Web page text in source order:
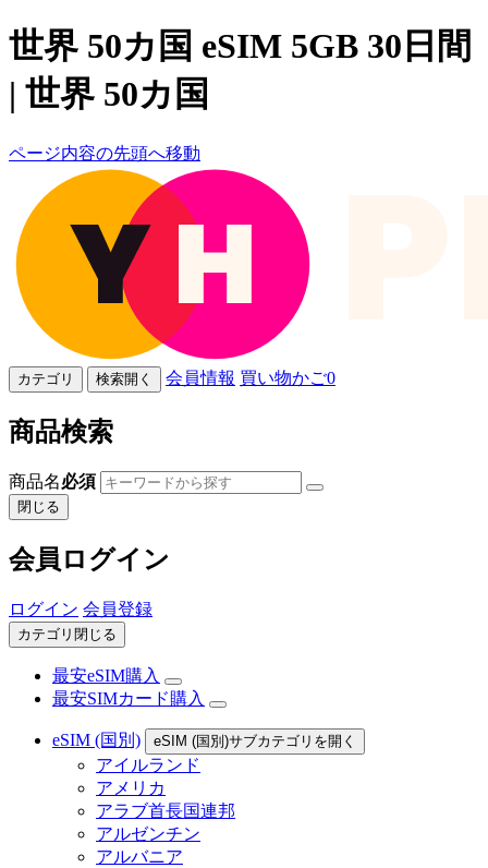
世界 50カ国 eSIM 5GB 30日間
| 世界 50カ国
ページ内容の先頭へ移動
カテゴリ 検索開く 会員情報 買い物かご0
商品検索
商品名必須
閉じる
会員ログイン
ログイン 会員登録
カテゴリ閉じる
最安eSIM購入
最安SIMカード購入
eSIM (国別) eSIM (国別)サブカテゴリを開く
アイルランド
アメリカ
アラブ首長国連邦
アルゼンチン
アルバニア